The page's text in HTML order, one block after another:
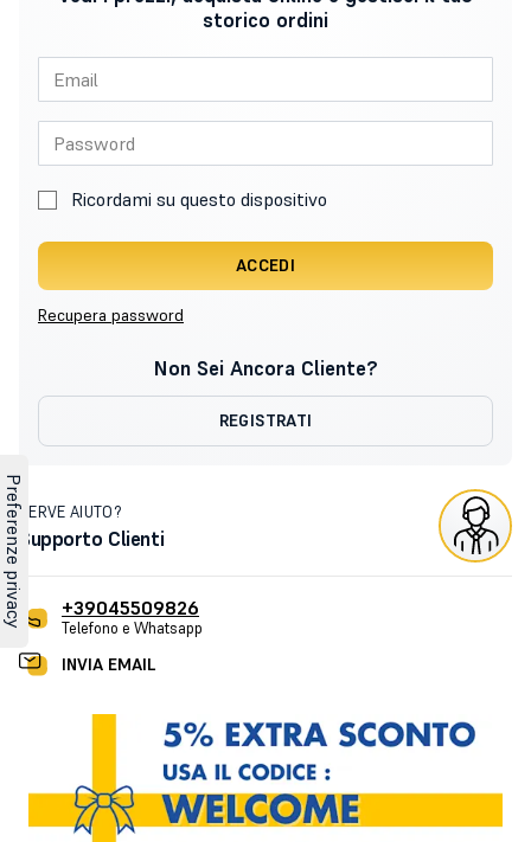
storico ordini
Ricordami su questo dispositivo
ACCEDI
Recupera password
Non Sei Ancora Cliente?
REGISTRATI
SERVE AIUTO?
Supporto Clienti
+39045509826
Telefono e Whatsapp
INVIA EMAIL